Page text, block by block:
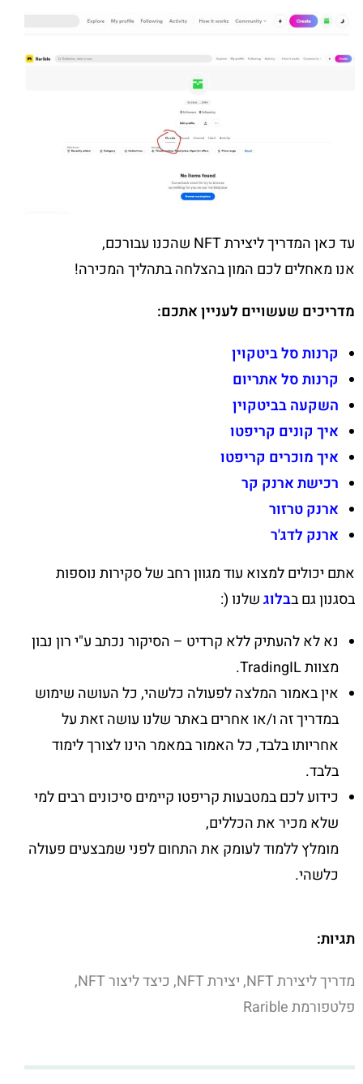
עד כאן המדריך ליצירת NFT שהכנו עבורכם,
אנו מאחלים לכם המון בהצלחה בתהליך המכירה!
מדריכים שעשויים לעניין אתכם:
קרנות סל ביטקוין
קרנות סל אתריום
השקעה בביטקוין
איך קונים קריפטו
איך מוכרים קריפטו
רכישת ארנק קר
ארנק טרזור
ארנק לדג'ר
אתם יכולים למצוא עוד מגוון רחב של סקירות נוספות
בסגנון גם בבלוגשלנו (:
נא לא להעתיק ללא קרדיט – הסיקור נכתב ע"י רון נבון
מצוות TradingIL.
אין באמור המלצה לפעולה כלשהי, כל העושה שימוש
במדריך זה ו/או אחרים באתר שלנו עושה זאת על
אחריותו בלבד, כל האמור במאמר הינו לצורך לימוד
בלבד.
כידוע לכם במטבעות קריפטו קיימים סיכונים רבים למי
שלא מכיר את הכללים,
מומלץ ללמוד לעומק את התחום לפני שמבצעים פעולה
כלשהי.
תגיות:
מדריך ליצירת NFT, יצירת NFT, כיצד ליצור NFT,
פלטפורמת Rarible